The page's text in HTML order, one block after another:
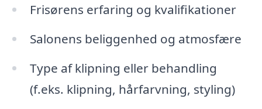
Frisørens erfaring og kvalifikationer
Salonens beliggenhed og atmosfære
Type af klipning eller behandling
(f.eks. klipning, hårfarvning, styling)